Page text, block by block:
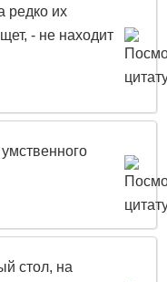
редко их
- не находит
стол, на